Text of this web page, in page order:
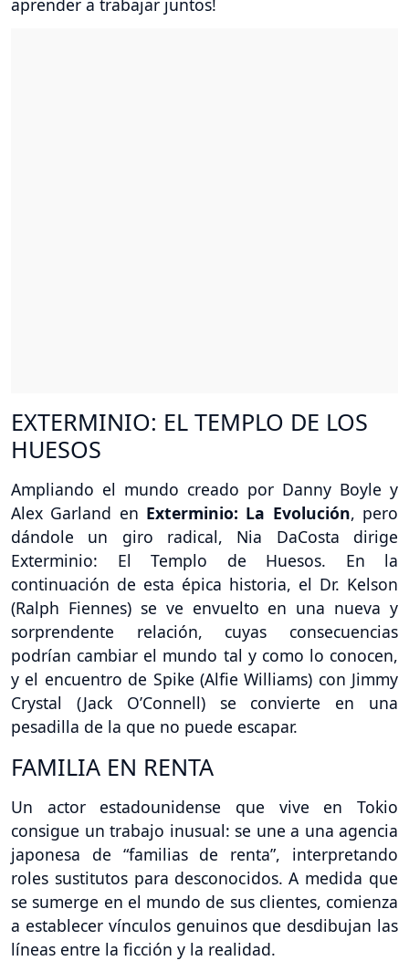
aprender a trabajar juntos!
EXTERMINIO: EL TEMPLO DE LOS
HUESOS
Ampliando el mundo creado por Danny Boyle y
Alex Garland en Exterminio: La Evolución, pero
dándole un giro radical, Nia DaCosta dirige
Exterminio: El Templo de Huesos. En la
continuación de esta épica historia, el Dr. Kelson
(Ralph Fiennes) se ve envuelto en una nueva y
sorprendente relación, cuyas consecuencias
podrían cambiar el mundo tal y como lo conocen,
y el encuentro de Spike (Alfie Williams) con Jimmy
Crystal (Jack O’Connell) se convierte en una
pesadilla de la que no puede escapar.
FAMILIA EN RENTA
Un actor estadounidense que vive en Tokio
consigue un trabajo inusual: se une a una agencia
japonesa de “familias de renta”, interpretando
roles sustitutos para desconocidos. A medida que
se sumerge en el mundo de sus clientes, comienza
a establecer vínculos genuinos que desdibujan las
líneas entre la ficción y la realidad.